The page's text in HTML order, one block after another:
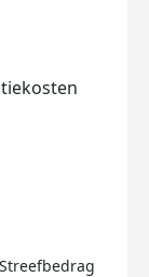
Streefbedrag